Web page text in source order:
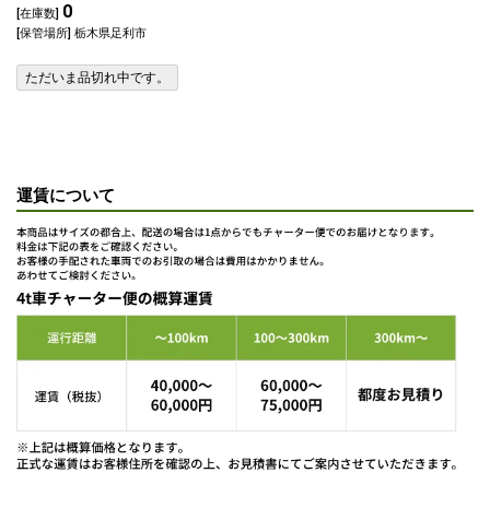
[在庫数] 0
[保管場所] 栃木県足利市
ただいま品切れ中です。
運賃について